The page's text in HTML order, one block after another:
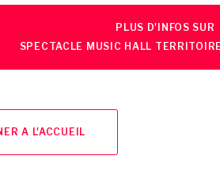
PLUS D'INFOS SUR
SPECTACLE MUSIC HALL
A L'ACCUEIL